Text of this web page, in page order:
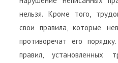
нельзя. Кроме того,
свои правила, которые
противоречат его
правил, установленных